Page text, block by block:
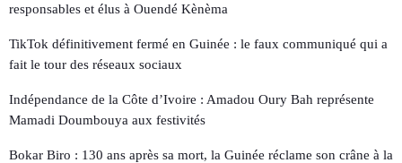
responsables et élus à Ouendé Kènèma
TikTok définitivement fermé en Guinée : le faux communiqué qui a
fait le tour des réseaux sociaux
Indépendance de la Côte d’Ivoire : Amadou Oury Bah représente
Mamadi Doumbouya aux festivités
Bokar Biro : 130 ans après sa mort, la Guinée réclame son crâne à la